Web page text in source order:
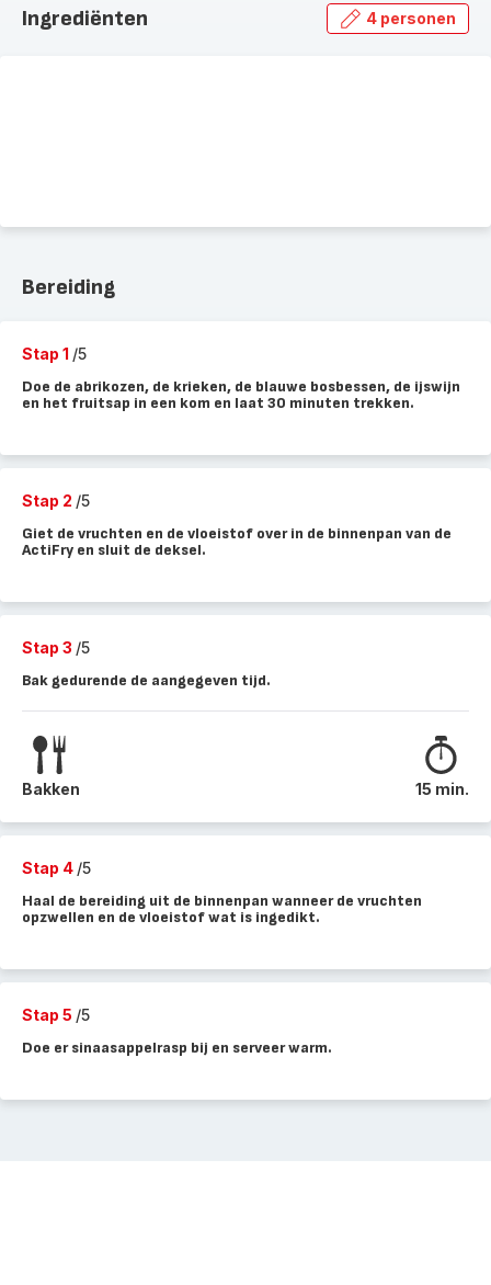
volledige
Ingrediënten 4 personen
Bereiding
Stap 1 /5
Doe de abrikozen, de krieken, de blauwe bosbessen, de ijswijn
en het fruitsap in een kom en laat 30 minuten trekken.
Stap 2 /5
Giet de vruchten en de vloeistof over in de binnenpan van de
ActiFry en sluit de deksel.
Stap 3 /5
Bak gedurende de aangegeven tijd.
Bakken 15 min.
Stap 4 /5
Haal de bereiding uit de binnenpan wanneer de vruchten
opzwellen en de vloeistof wat is ingedikt.
Stap 5 /5
Doe er sinaasappelrasp bij en serveer warm.